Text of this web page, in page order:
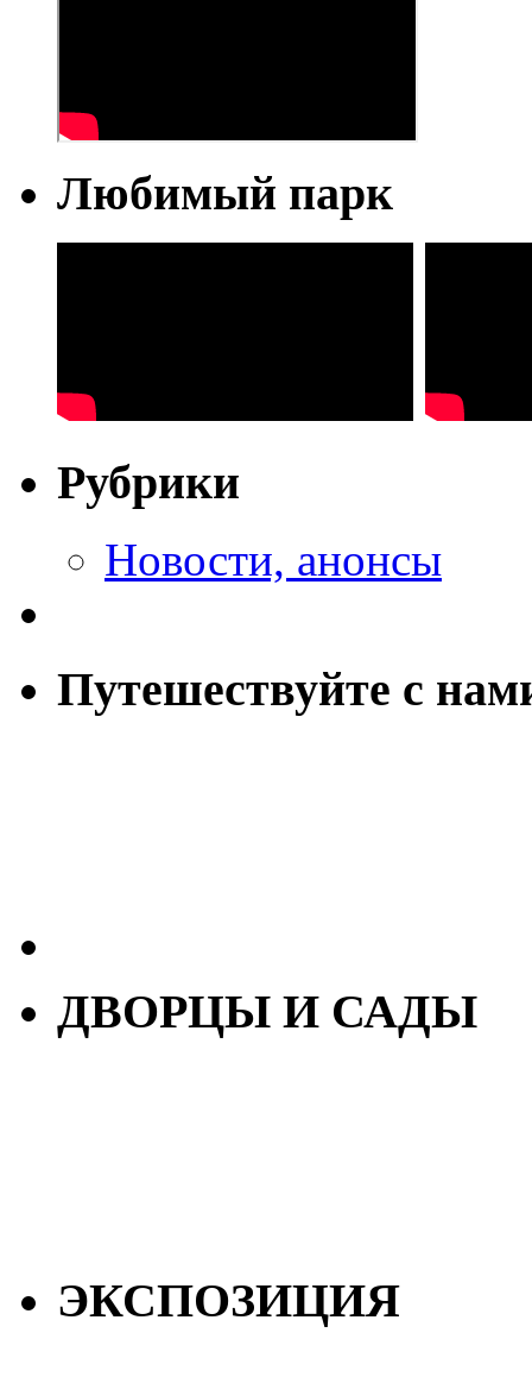
Любимый парк
Рубрики
Новости, анонсы
Путешествуйте с
ДВОРЦЫ И САДЫ
ЭКСПОЗИЦИЯ